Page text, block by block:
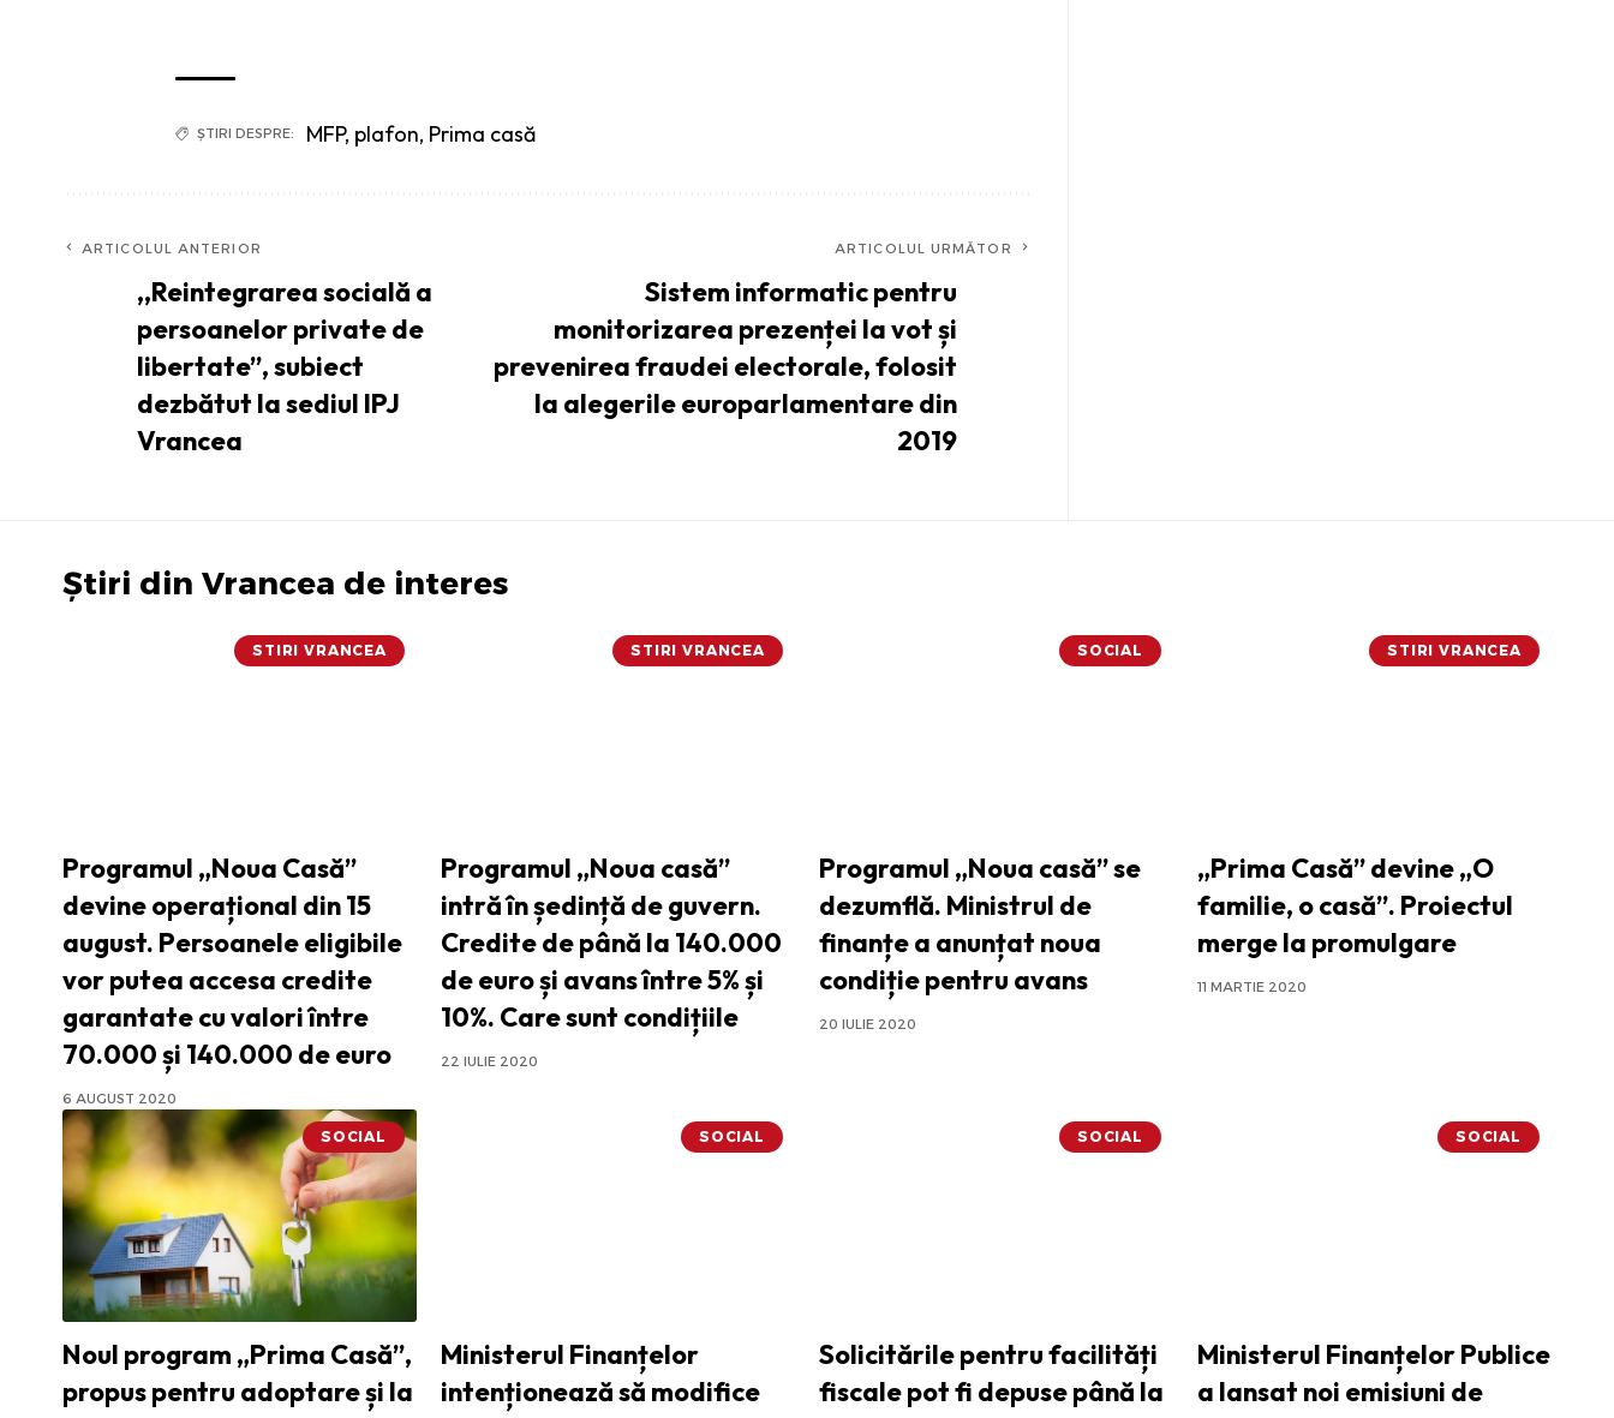
ȘTIRI DESPRE: MFP, plafon, Prima casă
ARTICOLUL ANTERIOR
,,Reintegrarea socială a
persoanelor private de
libertate”, subiect
dezbătut la sediul IPJ
Vrancea
ARTICOLUL URMĂTOR
Sistem informatic pentru
monitorizarea prezenței la vot și
prevenirea fraudei electorale, folosit
la alegerile europarlamentare din
2019
Știri din Vrancea de interes
STIRI VRANCEA
Programul „Noua Casă”
devine operațional din 15
august. Persoanele eligibile
vor putea accesa credite
garantate cu valori între
70.000 și 140.000 de euro
6 AUGUST 2020
STIRI VRANCEA
Programul „Noua casă”
intră în ședință de guvern.
Credite de până la 140.000
de euro și avans între 5% și
10%. Care sunt condițiile
22 IULIE 2020
SOCIAL
Programul „Noua casă” se
dezumflă. Ministrul de
finanțe a anunțat noua
condiție pentru avans
20 IULIE 2020
STIRI VRANCEA
„Prima Casă” devine „O
familie, o casă”. Proiectul
merge la promulgare
11 MARTIE 2020
SOCIAL
Noul program „Prima Casă”,
propus pentru adoptare și la
SOCIAL
Ministerul Finanțelor
intenționează să modifice
SOCIAL
Solicitările pentru facilități
fiscale pot fi depuse până la
SOCIAL
Ministerul Finanțelor Publice
a lansat noi emisiuni de